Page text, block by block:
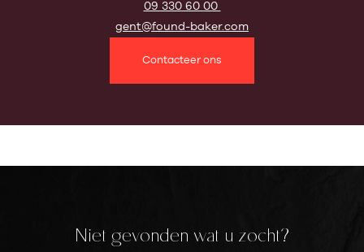
09 330 60 00
gent@found-baker.com
Contacteer ons
Niet gevonden wat u zocht?